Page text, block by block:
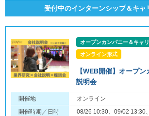
受付中のインターンシップ＆キャ
オープンカンパニー＆キャ
オンライン形式
【WEB開催】オープ
説明会
開催地
オンライン
開催時期／日時
08/26 10:30、09/02 13:30